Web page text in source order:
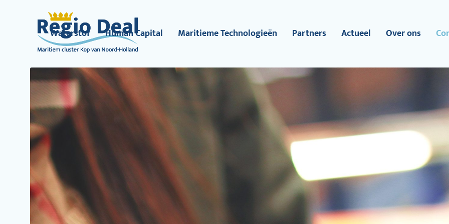
Waterstof Human Capital Maritieme Technologieën Partners Actueel Over ons